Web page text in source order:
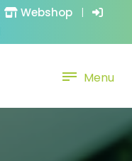
Webshop |
Menu